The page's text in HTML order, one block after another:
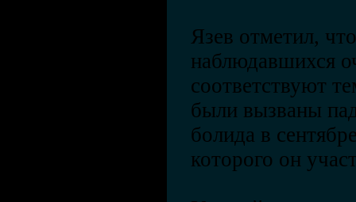
Язев отметил,
наблюдавшихся
соответствуют
были вызваны
болида в
которого он